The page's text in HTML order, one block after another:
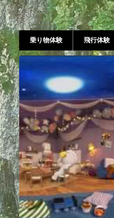
乗り物体験 飛行体験